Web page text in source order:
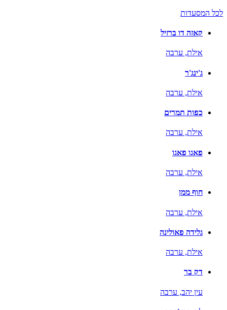
לכל המסעדות
קאזה דו ברזיל
אילת, ערבה
ג'ינג'ר
אילת, ערבה
כפות תמרים
אילת, ערבה
פאגו פאגו
אילת, ערבה
חוף ממן
אילת, ערבה
גלידה פאולינה
אילת, ערבה
דק בר
עין יהב, ערבה